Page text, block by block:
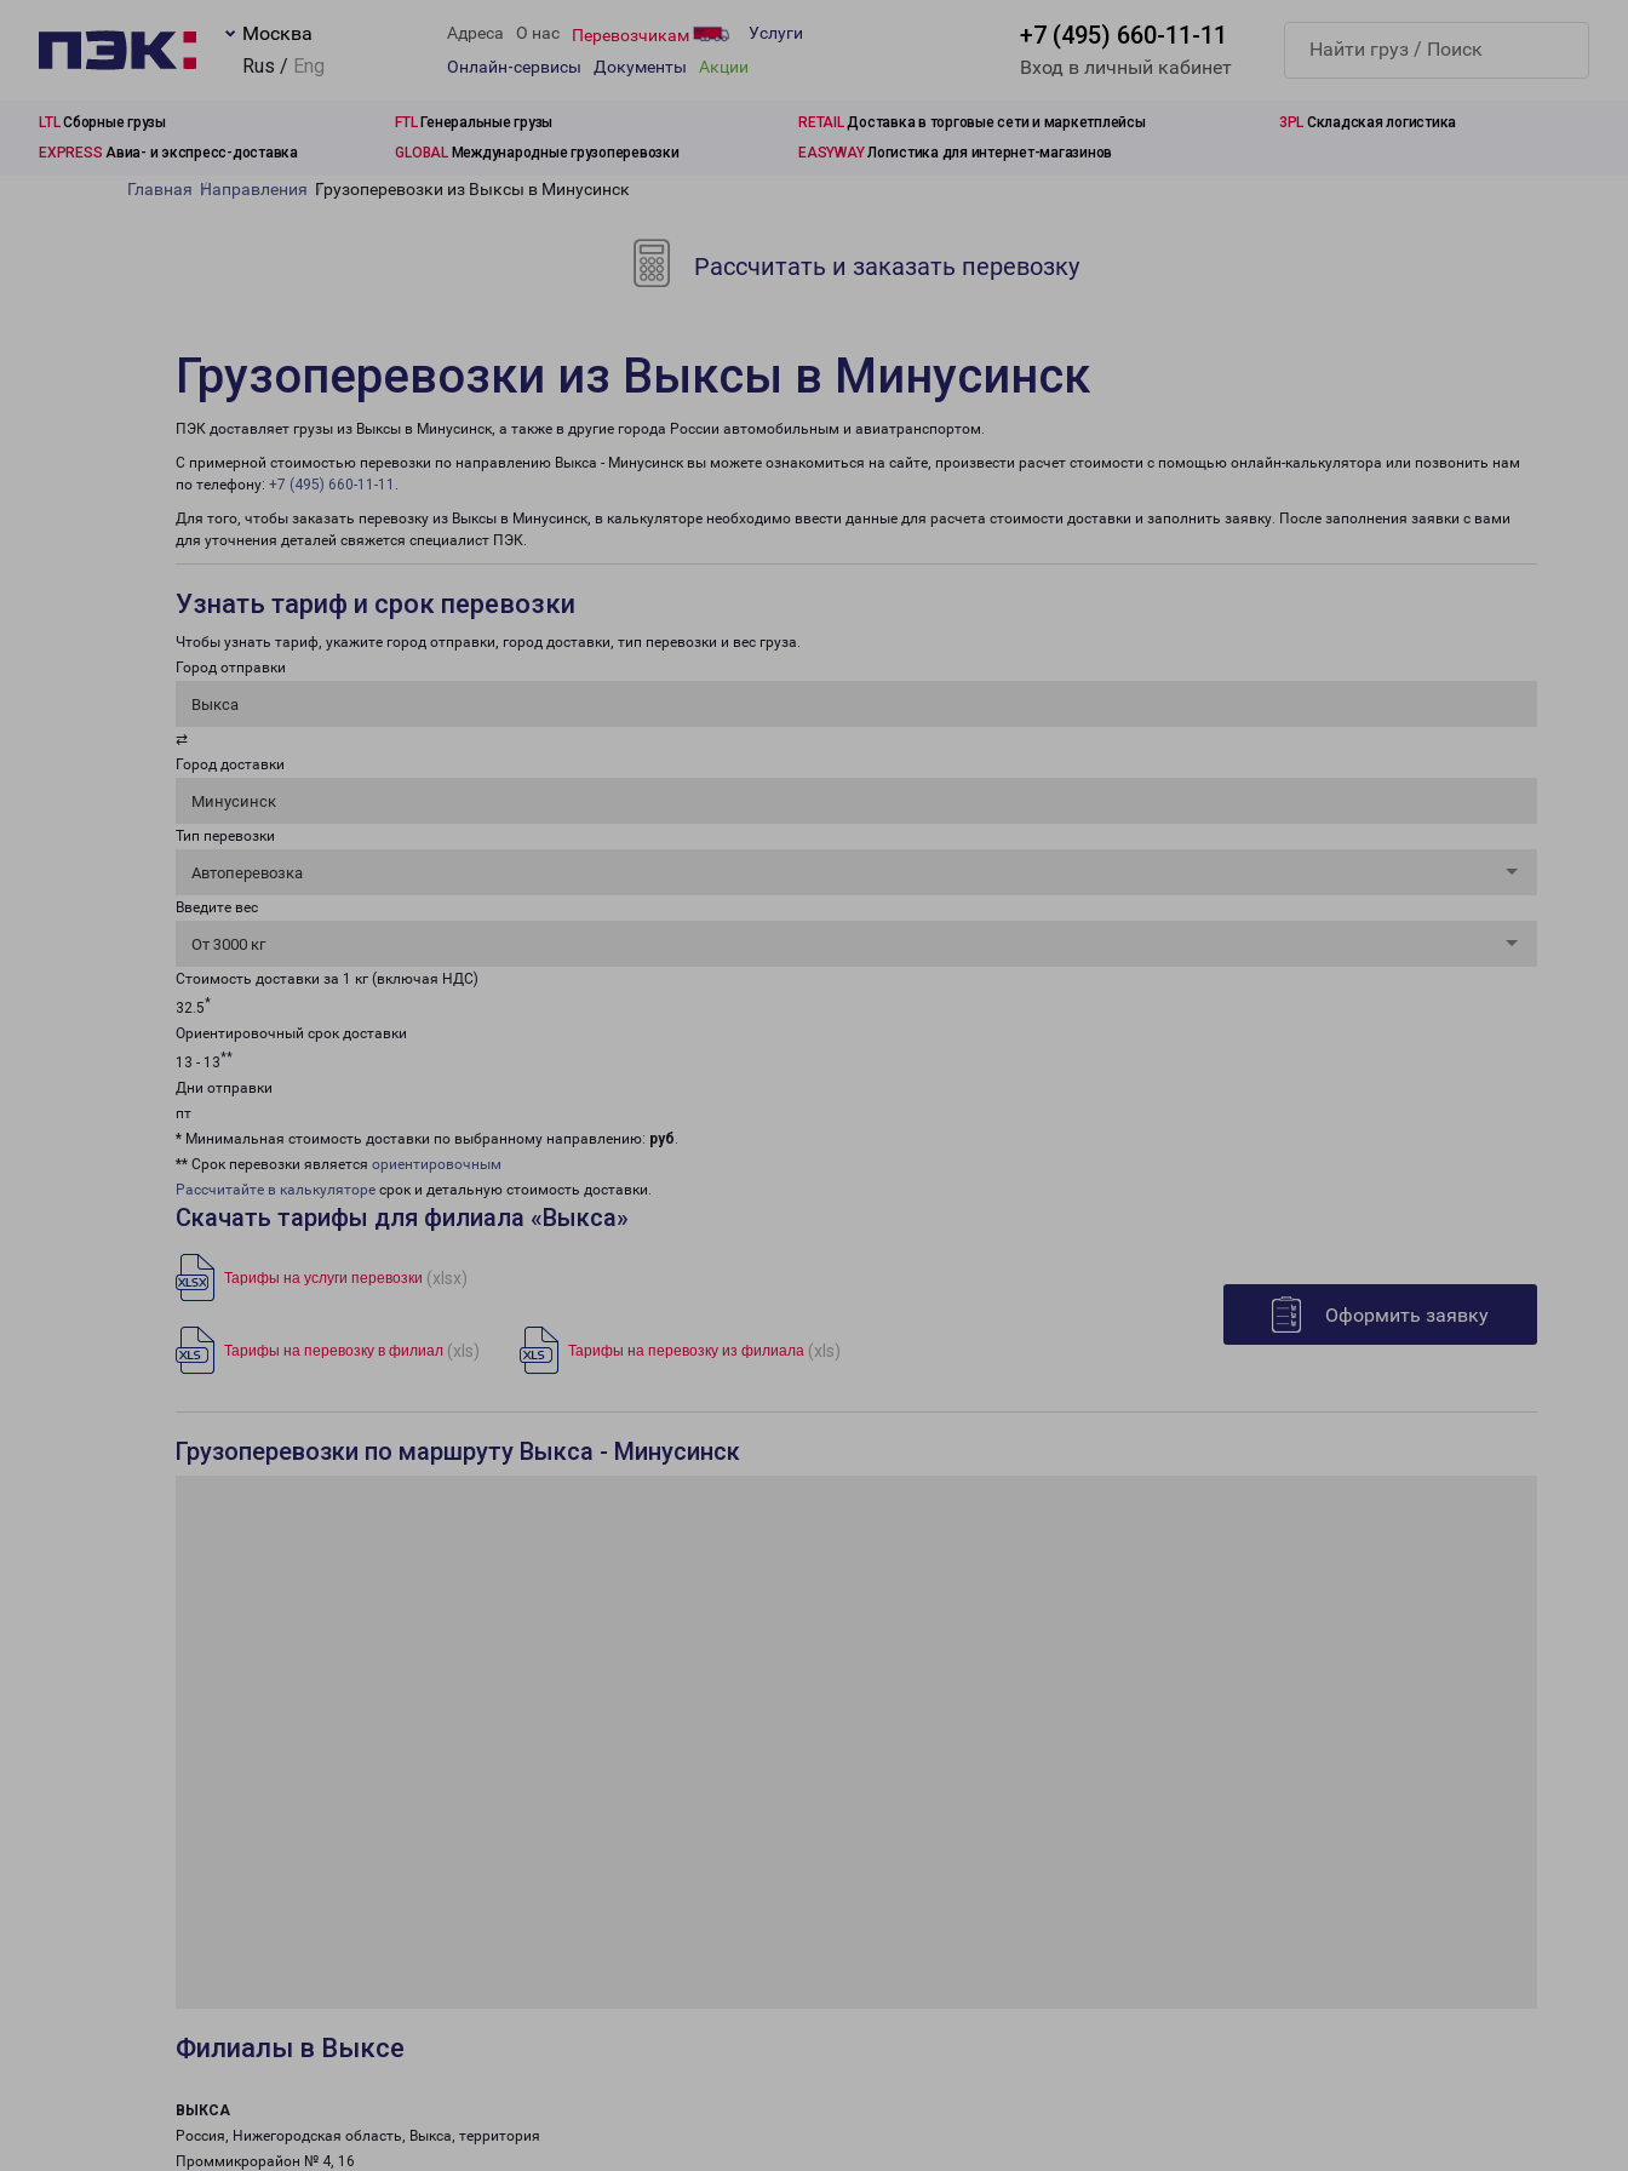
Москва
Rus / Eng
Адреса О нас Перевозчикам
Услуги
Онлайн-сервисы
Документы Акции
+7 (495) 660-11-11
Вход в личный кабинет
LTLСборные грузы FTLГенеральные грузы RETAILДоставка в торговые сети и маркетплейсы 3PL Складская логистика
EXPRESS Авиа- и экспресс-доставка GLOBALМеждународные грузоперевозки EASYWAYЛогистика для интернет-магазинов
Главная Направления Грузоперевозки из Выксы в Минусинск
Рассчитать и заказать перевозку
Грузоперевозки из Выксы в Минусинск
ПЭК доставляет грузы из Выксы в Минусинск, а также в другие города России автомобильным и авиатранспортом.
С примерной стоимостью перевозки по направлению Выкса - Минусинск вы можете ознакомиться на сайте, произвести расчет стоимости с помощью онлайн-калькулятора или позвонить нам
по телефону: +7 (495) 660-11-11 .
Для того, чтобы заказать перевозку из Выксы в Минусинск, в калькуляторе необходимо ввести данные для расчета стоимости доставки и заполнить заявку. После заполнения заявки с вами
для уточнения деталей свяжется специалист ПЭК.
Узнать тариф и срок перевозки
Чтобы узнать тариф, укажите город отправки, город доставки, тип перевозки и вес груза.
Город отправки
Выкса
⇄
Город доставки
Минусинск
Тип перевозки
Автоперевозка
Введите вес
От 3000 кг
Стоимость доставки за 1 кг (включая НДС)
32.5*
Ориентировочный срок доставки
13 - 13**
Дни отправки
пт
* Минимальная стоимость доставки по выбранному направлению: руб.
** Срок перевозки является ориентировочным
Рассчитайте в калькуляторе срок и детальную стоимость доставки.
Скачать тарифы для филиала «Выкса»
Тарифы на услуги перевозки (xlsx)
Тарифы на перевозку в филиал (xls) Тарифы на перевозку из филиала (xls)
Оформить заявку
Грузоперевозки по маршруту Выкса - Минусинск
Филиалы в Выксе
ВЫКСА
Россия, Нижегородская область, Выкса, территория
Проммикрорайон № 4, 16